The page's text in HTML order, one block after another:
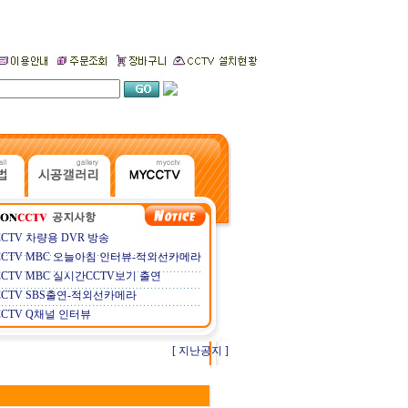
차량용 DVR 방송
MBC 오늘아침 인터뷰-적외선카메라
MBC 실시간CCTV보기 출연
SBS출연-적외선카메라
Q채널 인터뷰
[ 지난공지 ]